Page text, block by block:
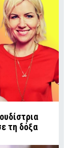
τη δόξα